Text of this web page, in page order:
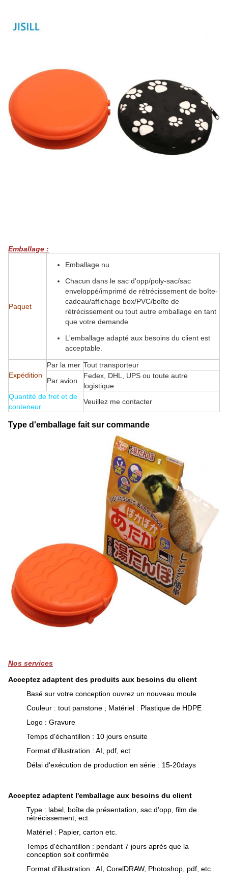
Emballage :
Paquet
Emballage nu
Chacun dans le sac d'opp/poly-sac/sac
enveloppé/imprimé de rétrécissement de boîte-
cadeau/affichage box/PVC/boîte de
rétrécissement ou tout autre emballage en tant
que votre demande
L'emballage adapté aux besoins du client est
acceptable.
Expédition
Par la mer Tout transporteur
Par avion
Fedex, DHL, UPS ou toute autre
logistique
Quantité de fret et de
conteneur
Veuillez me contacter
Type d'emballage fait sur commande
Nos services
Acceptez adaptent des produits aux besoins du client
Basé sur votre conception ouvrez un nouveau moule
Couleur : tout panstone ; Matériel : Plastique de HDPE
Logo : Gravure
Temps d'échantillon : 10 jours ensuite
Format d'illustration : AI, pdf, ect
Délai d'exécution de production en série : 15-20days
Acceptez adaptent l'emballage aux besoins du client
Type : label, boîte de présentation, sac d'opp, film de
rétrécissement, ect.
Matériel : Papier, carton etc.
Temps d'échantillon : pendant 7 jours après que la
conception soit confirmée
Format d'illustration : AI, CorelDRAW, Photoshop, pdf, etc.